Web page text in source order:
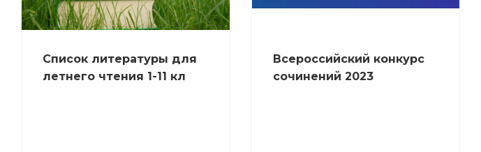
Список литературы для
летнего чтения 1-11 кл
Всероссийский конкурс
сочинений 2023